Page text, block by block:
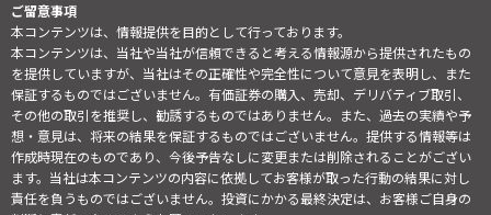
ご留意事項
本コンテンツは、情報提供を目的として行っております。
本コンテンツは、当社や当社が信頼できると考える情報源から提供されたもの
を提供していますが、当社はその正確性や完全性について意見を表明し、また
保証するものではございません。有価証券の購入、売却、デリバティブ取引、
その他の取引を推奨し、勧誘するものではありません。また、過去の実績や予
想・意見は、将来の結果を保証するものではございません。提供する情報等は
作成時現在のものであり、今後予告なしに変更または削除されることがござい
ます。当社は本コンテンツの内容に依拠してお客様が取った行動の結果に対し
責任を負うものではございません。投資にかかる最終決定は、お客様ご自身の